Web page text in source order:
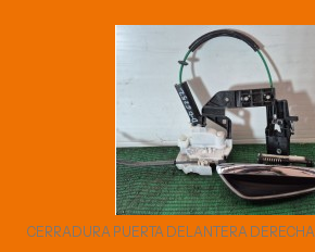
CERRADURA PUERTA DELANTERA DERECHA